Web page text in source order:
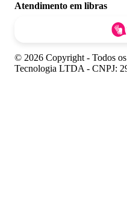
Atendimento em libras
© 2026 Copyright - Todos
Tecnologia LTDA - CNPJ: